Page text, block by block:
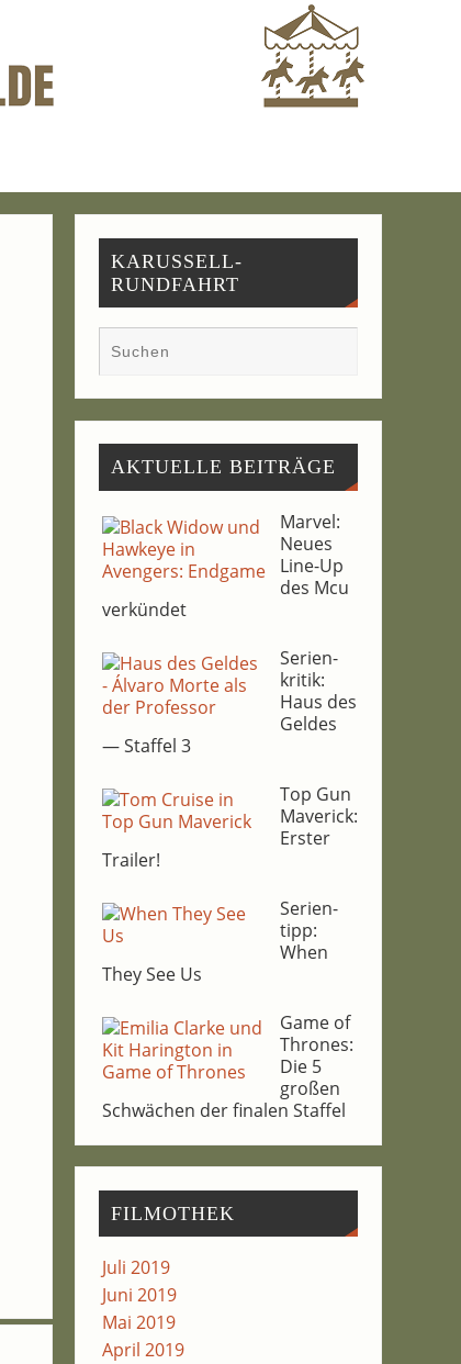
KARUSSELL-
RUNDFAHRT
AKTU­EL­LE BEITRÄGE
Mar­vel:
Neu­es
Line-Up
des Mcu
verkündet
Seri­en­
kri­tik:
Haus des
Gel­des
— Staf­fel 3
Top Gun
Maverick:
Ers­ter
Trailer!
Seri­en­
tipp:
When
They See Us
Game of
Thro­nes:
Die 5
gro­ßen
Schwä­chen der fina­len Staffel
FIL­MO­THEK
Juli 2019
Juni 2019
Mai 2019
April 2019